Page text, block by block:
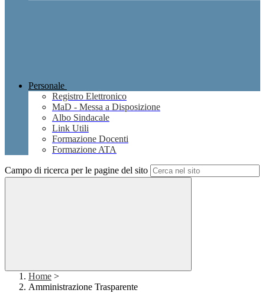
Personale
Registro Elettronico
MaD - Messa a Disposizione
Albo Sindacale
Link Utili
Formazione Docenti
Formazione ATA
Campo di ricerca per le pagine del sito
Home >
Amministrazione Trasparente